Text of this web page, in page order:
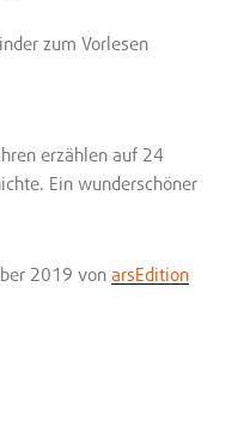
zum Vorlesen
erzählen auf 24
Ein wunderschöner
2019 vonarsEdition